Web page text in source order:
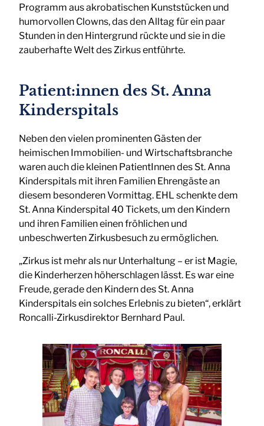
Programm aus akrobatischen Kunststücken und
humorvollen Clowns, das den Alltag für ein paar
Stunden in den Hintergrund rückte und sie in die
zauberhafte Welt des Zirkus entführte.
Patient:innen des St. Anna
Kinderspitals
Neben den vielen prominenten Gästen der
heimischen Immobilien- und Wirtschaftsbranche
waren auch die kleinen PatientInnen des St. Anna
Kinderspitals mit ihren Familien Ehrengäste an
diesem besonderen Vormittag. EHL schenkte dem
St. Anna Kinderspital 40 Tickets, um den Kindern
und ihren Familien einen fröhlichen und
unbeschwerten Zirkusbesuch zu ermöglichen.
„Zirkus ist mehr als nur Unterhaltung – er ist Magie,
die Kinderherzen höherschlagen lässt. Es war eine
Freude, gerade den Kindern des St. Anna
Kinderspitals ein solches Erlebnis zu bieten“, erklärt
Roncalli-Zirkusdirektor Bernhard Paul.